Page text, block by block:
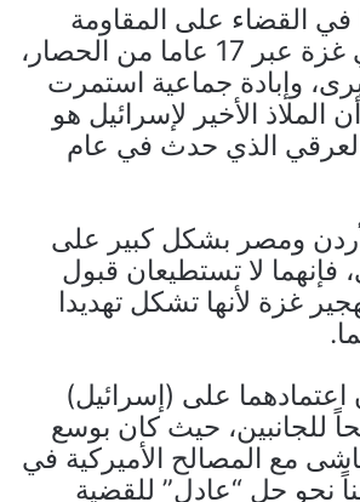
القضاء على المقاومة
الفلسطينية في غزة عبر 17 عاما من الحصار،
وإبادة جماعية استمرت
أن الملاذ الأخير لإسرائيل هو
العرقي الذي حدث في عام
ومصر بشكل كبير على
فإنهما لا تستطيعان قبول
غزة لأنها تشكل تهديدا
اعتمادهما على (إسرائيل)
للجانبين، حيث كان بوسع
مع المصالح الأميركية في
نحو حل “عادل” للقضية